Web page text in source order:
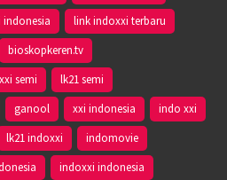
indonesia
link indoxxi terbaru
bioskopkeren.tv
semi
lk21 semi
ganool xxi indonesia
indo xxi
lk21 indoxxi
indomovie
indoxxi indonesia